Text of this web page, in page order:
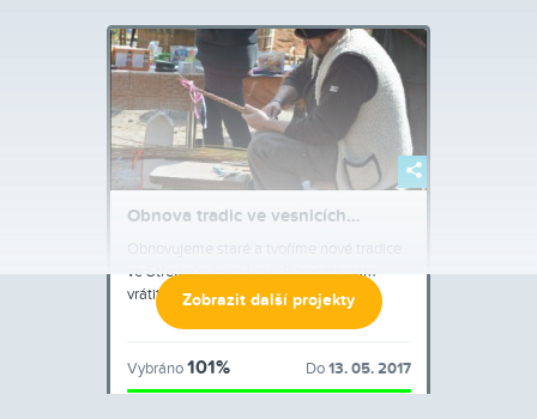
Obnova tradic ve vesnicích…
ve Středočeském kraji. Pomozte nám
vrátit vesnici lidem!
Vybráno 101% Do 13. 05. 2017
Zobrazit další projekty